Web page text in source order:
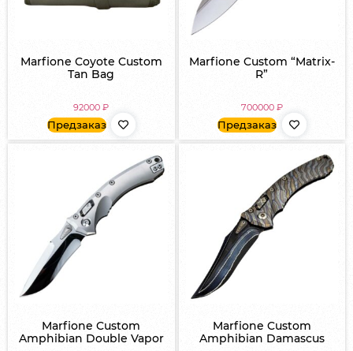
Marfione Coyote Custom
Tan Bag
92000₽
Предзаказ
Marfione Custom “Matrix-
R”
700000 ₽
Предзаказ
Marfione Custom
Amphibian Double Vapor
Marfione Custom
Amphibian Damascus